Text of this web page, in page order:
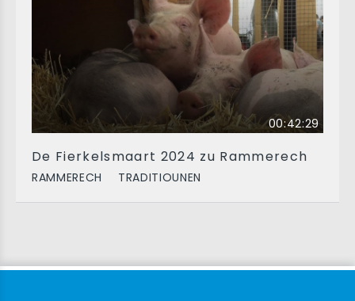
00:42:29
De Fierkelsmaart 2024 zu Rammerech
RAMMERECH TRADITIOUNEN